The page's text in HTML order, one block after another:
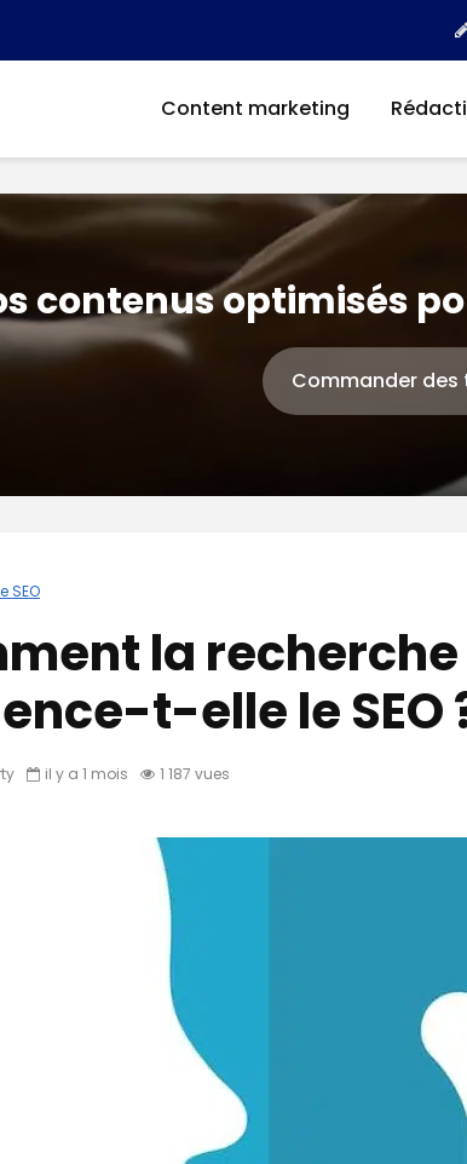
Content marketing
contenus optimisés
Commander des
SEO
la
t-elle le SEO
il y a 1 mois 1 187 vues